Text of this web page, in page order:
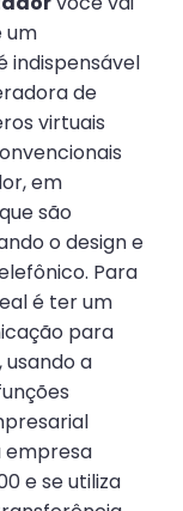
um
indispensável
de
virtuais
em
são
o design e
Para
é ter um
para
a
empresa
e se utiliza